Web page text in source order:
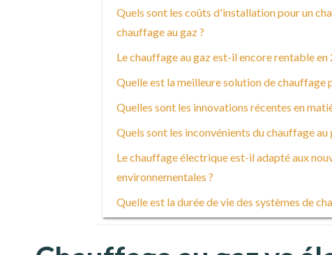
Quels sont les coûts d'installation pour un
chauffage au gaz ?
Le chauffage au gaz est-il encore rentable en
Quelle est la meilleure solution de chauffage
Quelles sont les innovations récentes en
Quels sont les inconvénients du chauffage au
Le chauffage électrique est-il adapté aux
environnementales ?
Quelle est la durée de vie des systèmes de